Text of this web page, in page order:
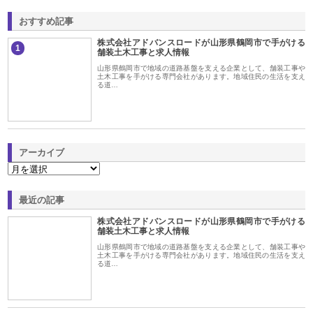
おすすめ記事
1
株式会社アドバンスロードが山形県鶴岡市で手がける
舗装土木工事と求人情報
山形県鶴岡市で地域の道路基盤を支える企業として、舗装工事や
土木工事を手がける専門会社があります。地域住民の生活を支え
る道…
アーカイブ
最近の記事
株式会社アドバンスロードが山形県鶴岡市で手がける
舗装土木工事と求人情報
山形県鶴岡市で地域の道路基盤を支える企業として、舗装工事や
土木工事を手がける専門会社があります。地域住民の生活を支え
る道…